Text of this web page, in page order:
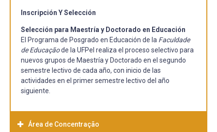
Inscripción Y Selección
Selección para Maestría y Doctorado en Educación
El Programa de Posgrado en Educación de la Faculdade
de Educaçãode la UFPel realiza el proceso selectivo para
nuevos grupos de Maestría y Doctorado en el segundo
semestre lectivo de cada año, con inicio de las
actividades en el primer semestre lectivo del año
siguiente.
Área de Concentração